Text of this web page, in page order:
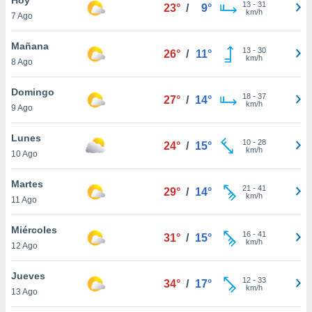
en
más
nuestra
de
cookies
aceptar
7 Ago
23° / 9° 13- 31
km/h
Mañana
8 Ago
26° / 11° 13- 30
km/h
Domingo
9 Ago
27° / 14° 18- 37
km/h
Lunes
10 Ago
24° / 15° 10- 28
km/h
Martes
11 Ago
29° / 14° 21 - 41
km/h
Miércoles
12 Ago
31° / 15° 16- 41
km/h
Jueves
13 Ago
34° / 17° 12- 33
km/h